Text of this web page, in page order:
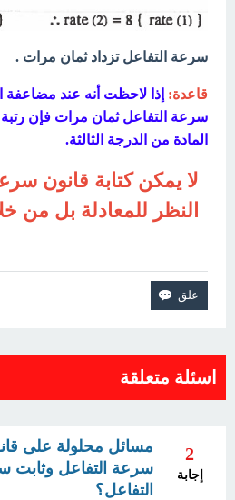
سرعة التفاعل تزداد ثمان مرات .
قاعدة: إذا لاحظت أنه عند مضاعفة
سرعة التفاعل ثمان مرات فإن رتبة
المادة من الدرجة الثالثة.
لا يمكن كتابة قانون
النظر للمعادلة بل من
اسئلة متعلقة
2
إجابة
مسائل محلولة على
سرعة التفاعل وثابت
التفاعل؟